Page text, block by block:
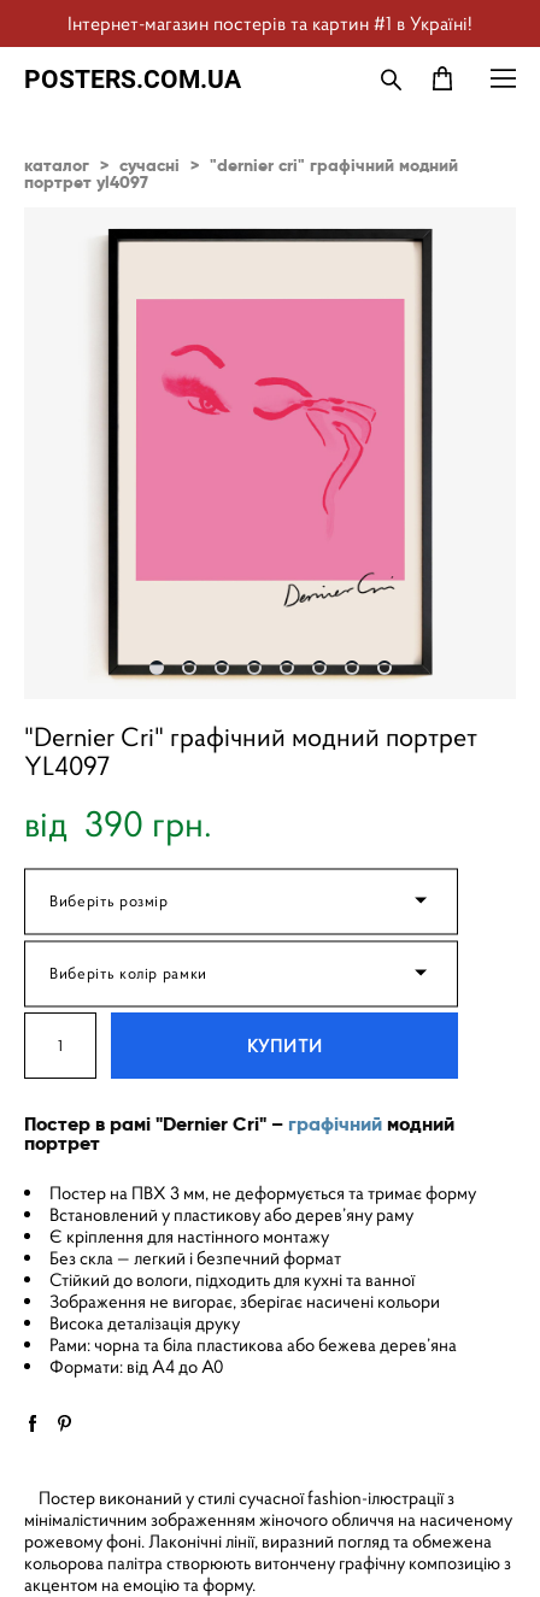
Інтернет-магазин постерів та картин #1 в Україні!
POSTERS.COM.UA
каталог > сучасні > "dernier cri" графічний модний
портрет yl4097
"Dernier Cri" графічний модний портрет
YL4097
від 390 грн.
Виберіть розмір
Виберіть колір рамки
КУПИТИ
Постер в рамі "Dernier Cri" – графічний модний
портрет
Постер на ПВХ 3 мм, не деформується та тримає форму
Встановлений у пластикову або дерев’яну раму
Є кріплення для настінного монтажу
Без скла — легкий і безпечний формат
Стійкий до вологи, підходить для кухні та ванної
Зображення не вигорає, зберігає насичені кольори
Висока деталізація друку
Рами: чорна та біла пластикова або бежева дерев’яна
Формати: від A4 до A0
Постер виконаний у стилі сучасної fashion-ілюстрації з
мінімалістичним зображенням жіночого обличчя на насиченому
рожевому фоні. Лаконічні лінії, виразний погляд та обмежена
кольорова палітра створюють витончену графічну композицію з
акцентом на емоцію та форму.